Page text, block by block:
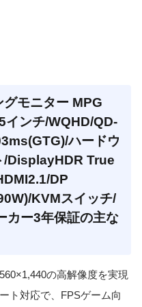
モニター MPG
ンチ/WQHD/QD-
ハードウ
/DisplayHDR True
DP
KVMスイッチ/
カー3年保証の主な
の高解像度を実現
ト対応で、FPSゲーム向